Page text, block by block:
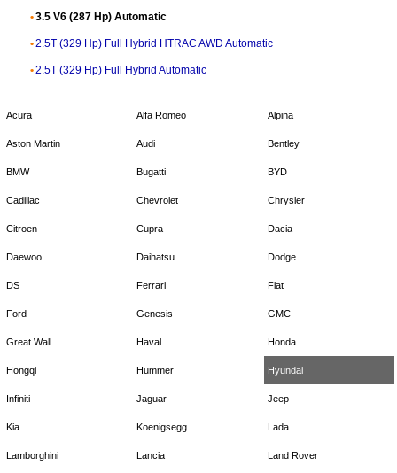
3.5 V6 (287 Hp) Automatic
2.5T (329 Hp) Full Hybrid HTRAC AWD Automatic
2.5T (329 Hp) Full Hybrid Automatic
Acura Alfa Romeo Alpina
Aston Martin Audi Bentley
BMW Bugatti BYD
Cadillac Chevrolet Chrysler
Citroen Cupra Dacia
Daewoo Daihatsu Dodge
DS Ferrari Fiat
Ford Genesis GMC
Great Wall Haval Honda
Hongqi Hummer Hyundai
Infiniti Jaguar Jeep
Kia Koenigsegg Lada
Lamborghini Lancia Land Rover